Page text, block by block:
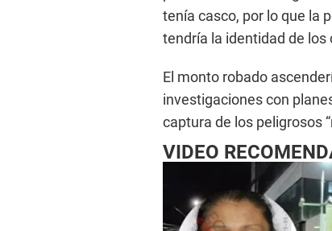
tenía casco, por lo que la
tendría la identidad de
El monto robado
investigaciones con
captura de los peligrosos
VIDEO